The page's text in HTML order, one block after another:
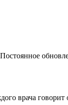
врача